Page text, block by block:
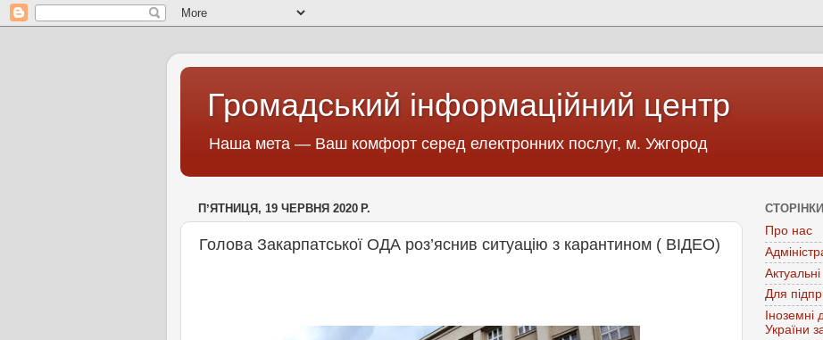
Громадський інформаційний центр
Наша мета — Ваш комфорт серед електронних послуг, м. Ужгород
ПʼЯТНИЦЯ, 19 ЧЕРВНЯ 2020 Р.
Голова Закарпатської ОДА роз’яснив ситуацію з карантином ( ВІДЕО)
СТОРІНКИ
Про нас
Для
України